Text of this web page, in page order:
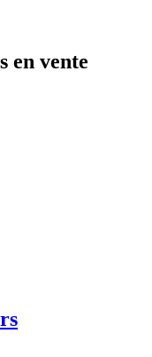
en vente